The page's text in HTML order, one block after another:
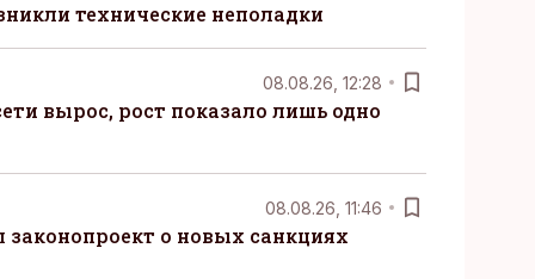
технические неполадки
08.08.26, 12:28
вырос, рост показало лишь одно
08.08.26, 11:46
о новых санкциях